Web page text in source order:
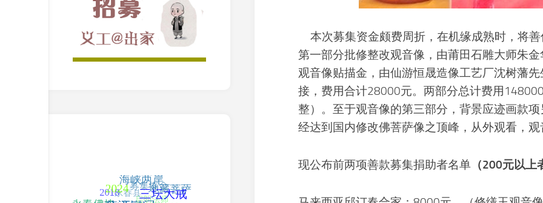
本次募集资金颇费周折，在机缘成熟时，将
第一部分批修整改观音像，由莆田石雕大师朱
观音像贴描金，由仙游恒晟造像工艺厂沈树藩
接，费用合计28000元。两部分总计费用
整）。至于观音像的第三部分，背景应迹画款
经达到国内修改佛菩萨像之顶峰，从外观看，
现公布前两项善款募集捐助者名单 （200元以上